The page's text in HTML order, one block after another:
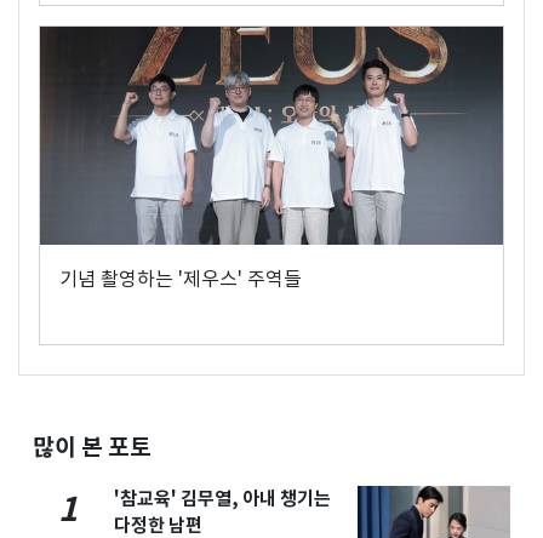
기념 촬영하는 '제우스' 주역들
많이 본 포토
1
'참교육' 김무열, 아내 챙기는
다정한 남편